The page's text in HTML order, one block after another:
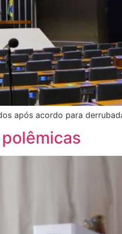
após acordo para